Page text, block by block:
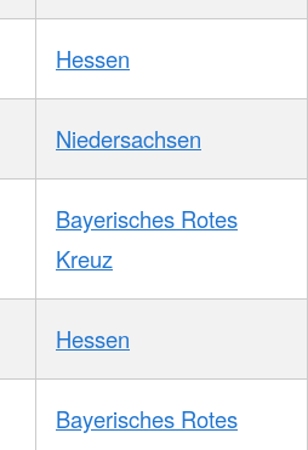
Hessen
Niedersachsen
Bayerisches Rotes
Kreuz
Hessen
Bayerisches Rotes